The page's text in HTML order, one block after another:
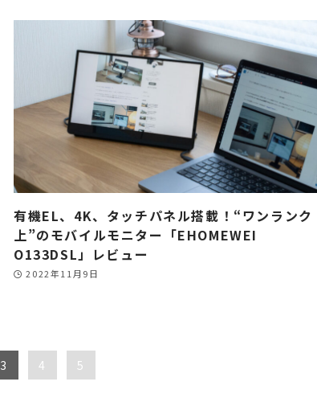
有機EL、4K、タッチパネル搭載！“ワンランク
上”のモバイルモニター「EHOMEWEI
O133DSL」レビュー
2022年11月9日
3 4 5